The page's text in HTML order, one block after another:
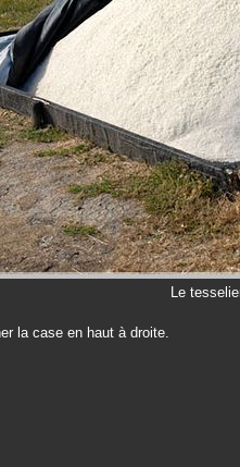
Le
la case en haut à droite.